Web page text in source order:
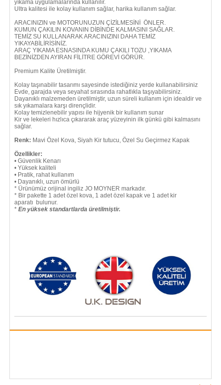
yıkama uygulamalarında kullanılır.
Ultra kalitesi ile kolay kullanım sağlar, harika kullanım sağlar.
ARACINIZIN ve MOTORUNUZUN ÇİZİLMESİNİ ÖNLER.
KUMUN ÇAKILIN KOVANIN DİBİNDE KALMASINI SAĞLAR.
TEMİZ SU KULLANARAK ARACINIZINI DAHA TEMİZ
YIKAYABİLİRİSİNİZ.
ARAÇ YIKAMA ESNASINDA KUMU ÇAKILI TOZU ,YIKAMA
BEZİNİZDEN AYIRAN FİLİTRE GÖREVİ GÖRÜR.
Premium Kalite Üretilmiştir.
Kolay taşınabilir tasarımı sayesinde istediğiniz yerde kullanabilirsiniz
Evde, garajda veya seyahat sırasında rahatlıkla taşıyabilirsiniz.
Dayanıklı malzemeden üretilmiştir, uzun süreli kullanım için idealdir ve
sık yıkamalara karşı dirençlidir.
Kolay temizlenebilir yapısı ile hijyenik bir kullanım sunar
Kir ve lekeleri hızlıca çıkararak araç yüzeyinin ilk günkü gibi kalmasını
sağlar.
Renk: Mavi Özel Kova, Siyah Kir tutucu, Özel Su Geçirmez Kapak
Özellikler:
• Güvenlik Kenarı
• Yüksek kaliteli
• Pratik, rahat kullanım
• Dayanıklı, uzun ömürlü
* Ürünümüz orijinal ingiliz JO MOYNER markadır.
* Bir pakette 1 adet özel kova, 1 adet özel kapak ve 1 adet kir
aparatı bulunur.
* En yüksek standartlarda üretilmiştir.